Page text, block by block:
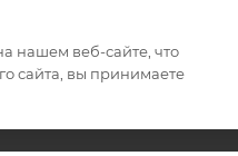
нашем веб-сайте, что
сайта, вы принимаете